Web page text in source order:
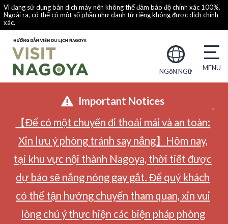
Vì đang sử dụng bản dịch máy nên không thể đảm bảo độ chính xác 100%.
Ngoài ra, có thể có một số phần như danh từ riêng không được dịch chính
xác.
NGôN NGữ
Important Notices
【Để có một chuyến đi thoải mái và an toàn:
Xin lưu ý phòng tránh say nắng】Hôm nay,
tại khu vực nội thành Nagoya, thời tiết được
dự báo sẽ nắng nóng gay gắt. Để quý khách
có thể tận hưởng chuyến tham quan, xin vui
lòng chú ý thực hiện các biện pháp phòng